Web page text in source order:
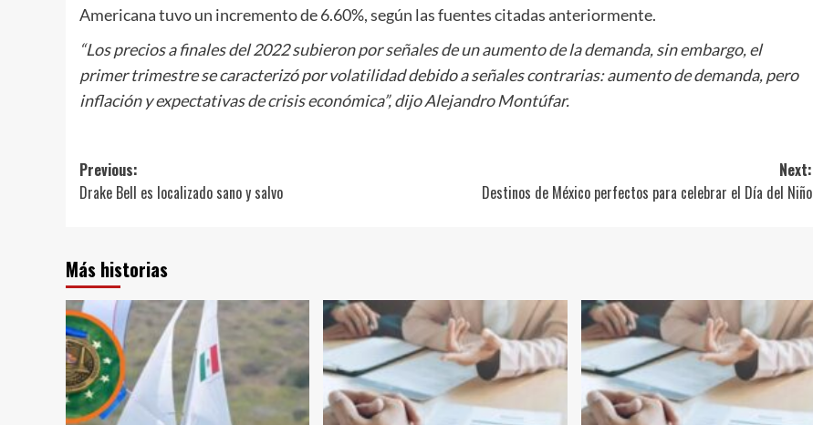
Americana tuvo un incremento de 6.60%, según las fuentes citadas anteriormente.
“Los precios a finales del 2022 subieron por señales de un aumento de la demanda, sin embargo, el
primer trimestre se caracterizó por volatilidad debido a señales contrarias: aumento de demanda, pero
inflación y expectativas de crisis económica”, dijo Alejandro Montúfar.
Post
navigation
Previous:
Drake Bell es localizado sano y salvo
Next:
Destinos de México perfectos para celebrar el Día del Niño
Más historias